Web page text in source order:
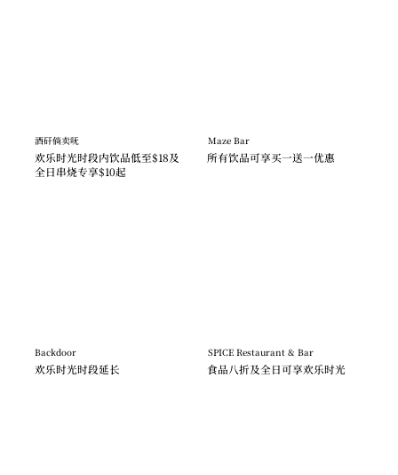
酒矸倘卖呒
欢乐时光时段内饮品低至$18及
全日串烧专享$10起
Maze Bar
所有饮品可享买一送一优惠
Backdoor
欢乐时光时段延长
SPICE Restaurant & Bar
食品八折及全日可享欢乐时光